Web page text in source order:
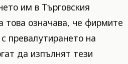
им в Търговския
това означава, че фирмите
превалутирането на
да изпълнят тези